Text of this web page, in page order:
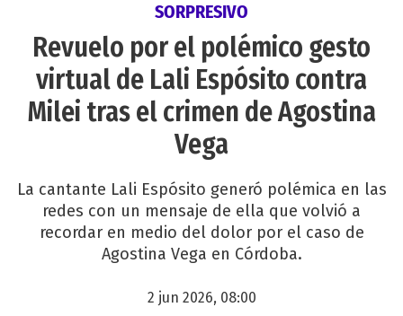
SORPRESIVO
Revuelo por el polémico gesto
virtual de Lali Espósito contra
Milei tras el crimen de Agostina
Vega
La cantante Lali Espósito generó polémica en las
redes con un mensaje de ella que volvió a
recordar en medio del dolor por el caso de
Agostina Vega en Córdoba.
2 jun 2026, 08:00